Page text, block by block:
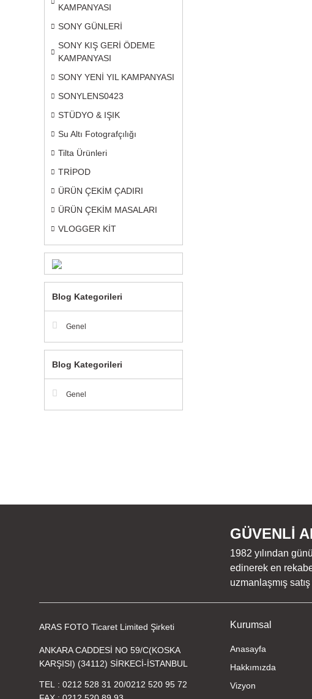
KAMPANYASI
SONY GÜNLERİ
SONY KIŞ GERİ ÖDEME
KAMPANYASI
SONY YENİ YIL KAMPANYASI
SONYLENS0423
STÜDYO & IŞIK
Su Altı Fotografçılığı
Tilta Ürünleri
TRİPOD
ÜRÜN ÇEKİM ÇADIRI
ÜRÜN ÇEKİM MASALARI
VLOGGER KİT
Blog Kategorileri
Genel
Blog Kategorileri
Genel
GÜVENLİ
1982 yılından
edinerek en
uzmanlaşmış
ARAS FOTO Ticaret Limited Şirketi
ANKARA CADDESİ NO 59/C(KOSKA
KARŞISI) (34112) SİRKECİ-İSTANBUL
TEL 0212 528 31 20/0212 520 95 72
Kurumsal
Anasayfa
Hakkımızda
Vizyon